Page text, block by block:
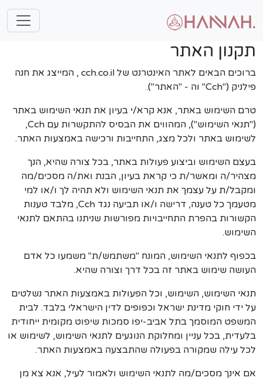
תקנון האתר
ברוכים הבאים לאתר האינטרנט של cch.co.il , המייצג את חנה
פילניק ("Cch" וה - "האתר").
טרם השימוש באתר, אנא קרא/י בעיון את תנאי השימוש באתר
("תנאי השימוש"), המהווים את הבסיס להתקשרות עם Cch,
לשימוש באתר ולכל מצג, התחייבות ורכישה באמצעות האתר.
בעצם השימוש וביצוע פעולות באתר, בכל צורה שהיא, הנך
מצהיר/ה ומאשר/ת כי קראת בעיון, הבנת ואת/ה מסכים/מה
ומקבל/ת על עצמך את תנאי השימוש ולא תהיה לך ו/או למי
מטעמך כל טענה, דרישה ו/או תביעה נגד Cch, מלבד טענות
הקשורות בהפרת התחייבויות מפורשות שניתנו בהתאם לתנאי
השימוש.
בכפוף לתנאי השימוש, המונח "משתמש/ת" משמעו כל אדם
העושה שימוש באתר זה בכל דרך וצורה שהיא.
תנאי השימוש, השימוש, וכל הפעולות באמצעות האתר נשלטים
על ידי חוקי מדינת ישראל וכפופים לדין הישראלי בלבד. לבית
המשפט המוסמך בתל אביב-יפו סמכות שיפוט מקומית ייחודית
בלעדית, בכל עניין ומחלוקת הנוגעים לתנאי השימוש, לשימוש או
לכל עילה שמקורה בפעולה שהתבצעה באמצעות האתר.
אם אינך מסכים/מה לתנאי השימוש ולאמור לעיל, אנא צא מן